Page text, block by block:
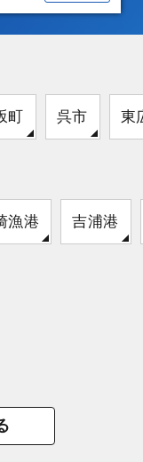
町 呉市 東
漁港 吉浦港